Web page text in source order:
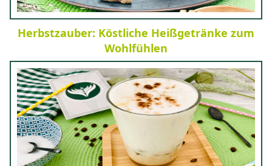
Herbstzauber: Köstliche Heißgetränke zum
Wohlfühlen